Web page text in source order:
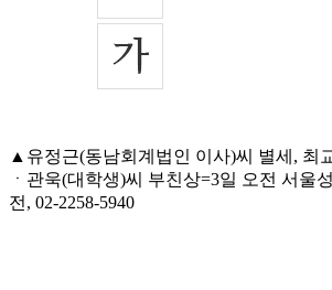
▲유정근(동남회계법인 이사)씨 별세, 최
ㆍ관욱(대학생)씨 부친상=3일 오전 서울
전, 02-2258-5940